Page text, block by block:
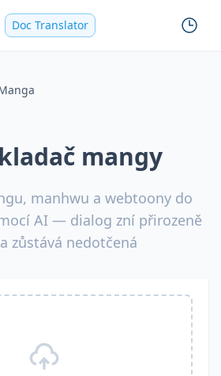
Doc Translator
mangy
manhwu a webtoony do
AI — dialog zní přirozeně
zůstává nedotčená